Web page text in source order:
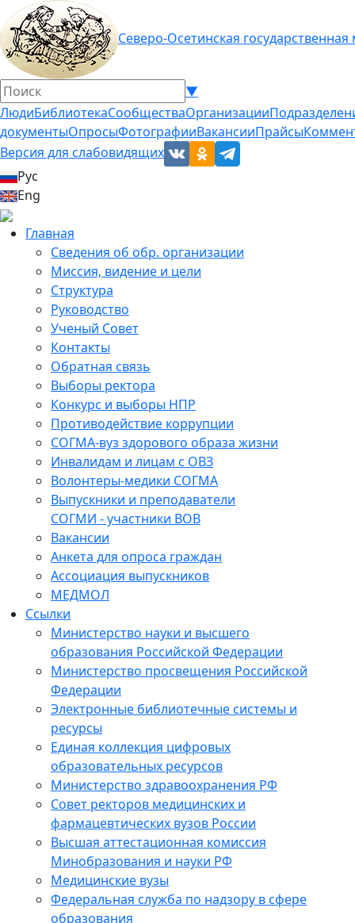
Северо-Осетинская
▼
ЛюдиБиблиотекаСообществаОрганизации
документыОпросыФотографииВакансииПрайсы
Версия для слабовидящих
Рус
Eng
Главная
Сведения об обр. организации
Миссия, видение и цели
Структура
Руководство
Ученый Совет
Контакты
Обратная связь
Выборы ректора
Конкурс и выборы НПР
Противодействие коррупции
СОГМА-вуз здорового образа жизни
Инвалидам и лицам с ОВЗ
Волонтеры-медики СОГМА
Выпускники и преподаватели
СОГМИ - участники ВОВ
Вакансии
Анкета для опроса граждан
Ассоциация выпускников
МЕДМОЛ
Ссылки
Министерство науки и высшего
образования Российской Федерации
Министерство просвещения Российской
Федерации
Электронные библиотечные системы и
ресурсы
Единая коллекция цифровых
образовательных ресурсов
Министерство здравоохранения РФ
Совет ректоров медицинских и
фармацевтических вузов России
Высшая аттестационная комиссия
Минобразования и науки РФ
Медицинские вузы
Федеральная служба по надзору в сфере
образования